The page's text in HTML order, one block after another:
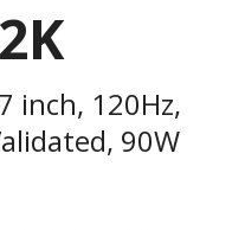
inch, 120Hz,
90W